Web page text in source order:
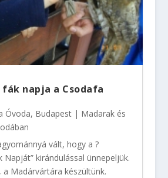
fák napja a Csodafa
Óvoda, Budapest| Madarak és
vált, hogy a ?
Napját” kirándulással ünnepeljük.
a Madárvártára készültünk.